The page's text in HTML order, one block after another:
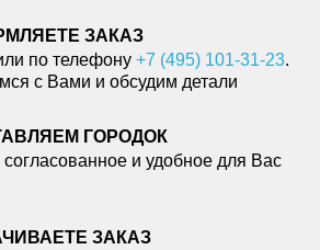
ЗАКАЗ
по телефону +7 (495) 101-31-23.
с Вами и обсудим детали
ГОРОДОК
согласованное и удобное для Вас
ЗАКАЗ